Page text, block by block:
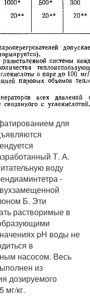
для
Т. А.
воду
-
Б. Эти
растворимые в
pH воды не
в
насосом. Весь
из
дозируемого
мг/кг.